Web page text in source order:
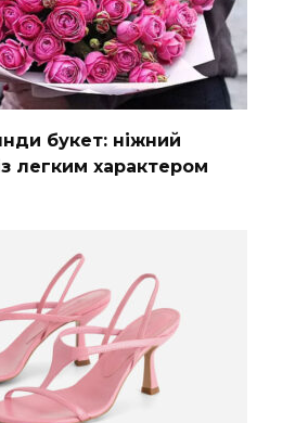
букет: ніжний
легким характером